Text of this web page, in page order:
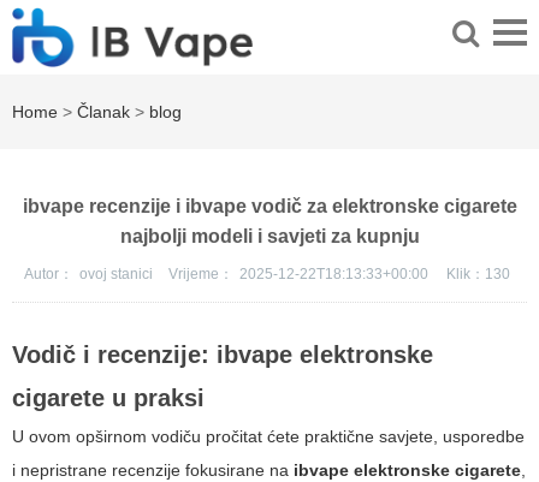
Home > Članak > blog
ibvape recenzije i ibvape vodič za elektronske cigarete
najbolji modeli i savjeti za kupnju
Autor： ovoj stanici Vrijeme： 2025-12-22T18:13:33+00:00 Klik： 130
Vodič i recenzije: ibvape elektronske
cigarete u praksi
U ovom opširnom vodiču pročitat ćete praktične savjete, usporedbe
i nepristrane recenzije fokusirane na ibvape elektronske cigarete,